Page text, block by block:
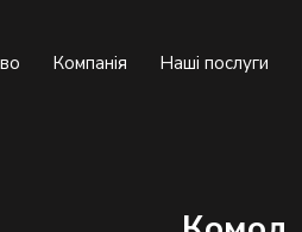
Компанія Наші послуги